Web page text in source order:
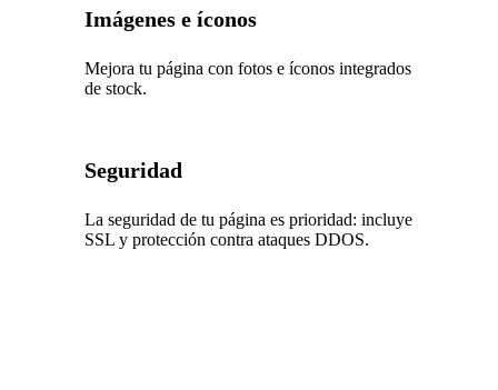
Imágenes e íconos
Mejora tu página con fotos e íconos integrados
de stock.
Seguridad
La seguridad de tu página es prioridad: incluye
SSL y protección contra ataques DDOS.